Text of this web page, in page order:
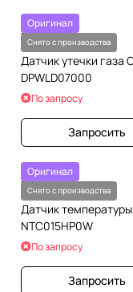
Оригинал
Снято с производства
По запросу
Датчик утечки газа
DPWLD07000
По запросу
Запросить
Оригинал
Снято с производства
По запросу
Датчик
NTC015HP0W
По запросу
Запросить